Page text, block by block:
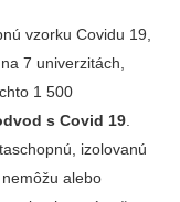
vzorku Covidu 19,
7 univerzitách,
1 500
s Covid 19.
izolovanú
alebo